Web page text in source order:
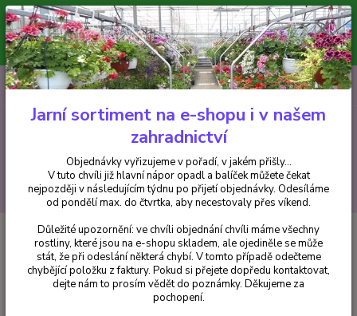
Minimální hodnota pro odeslání z e-shopu je 300 Kč.
V tuto chvíli již hlavní nápor objednávek opadl a balíček můžete čekat
nejpozději v následujícím týdnu po přijetí objednávky. Objednávky
vyřizujeme v pořadí, v jakém přišly...
CZK
Hledat
+420 602 223 614 0ks
za0 Kč
Fuchsie Kaleidoskope Fuchsie - cena za kus v 3-kusovém balení
Kaleidoskope Fuchsie - cena za
kus v 3-kusovém balení
Jarní sortiment na e-shopu i v našem
zahradnictví
Objednávky vyřizujeme v pořadí, v jakém přišly...
V tuto chvíli již hlavní nápor opadl a balíček můžete čekat
nejpozději v následujícím týdnu po přijetí objednávky. Odesíláme
od pondělí max. do čtvrtka, aby necestovaly přes víkend.
Důležité upozornění: ve chvíli objednání chvíli máme všechny
rostliny, které jsou na e-shopu skladem, ale ojediněle se může
stát, že při odeslání některá chybí. V tomto případě odečteme
chybějící položku z faktury. Pokud si přejete dopředu kontaktovat,
dejte nám to prosím vědět do poznámky. Děkujeme za
pochopení.